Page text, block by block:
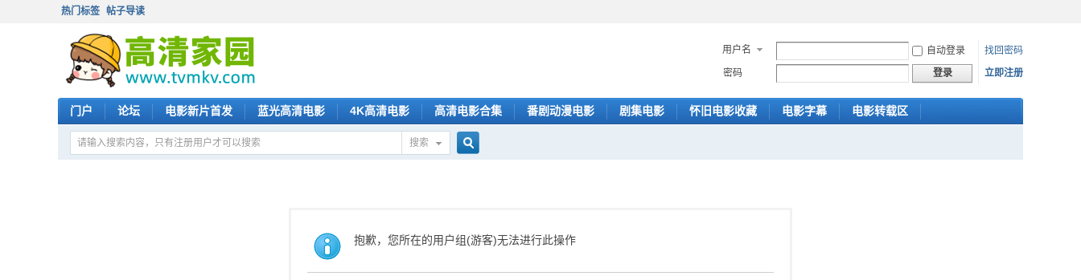
热门标签 帖子导读
用户名 自动登录
找回密码
密码
登录 立即注册
门户 论坛 电影新片首发 蓝光高清电影 4K高清电影 高清电影合集 番剧动漫电影 剧集电影 怀旧电影收藏 电影字幕 电影转载区
搜索
索
抱歉，您所在的用户组(游客)无法进行此操作